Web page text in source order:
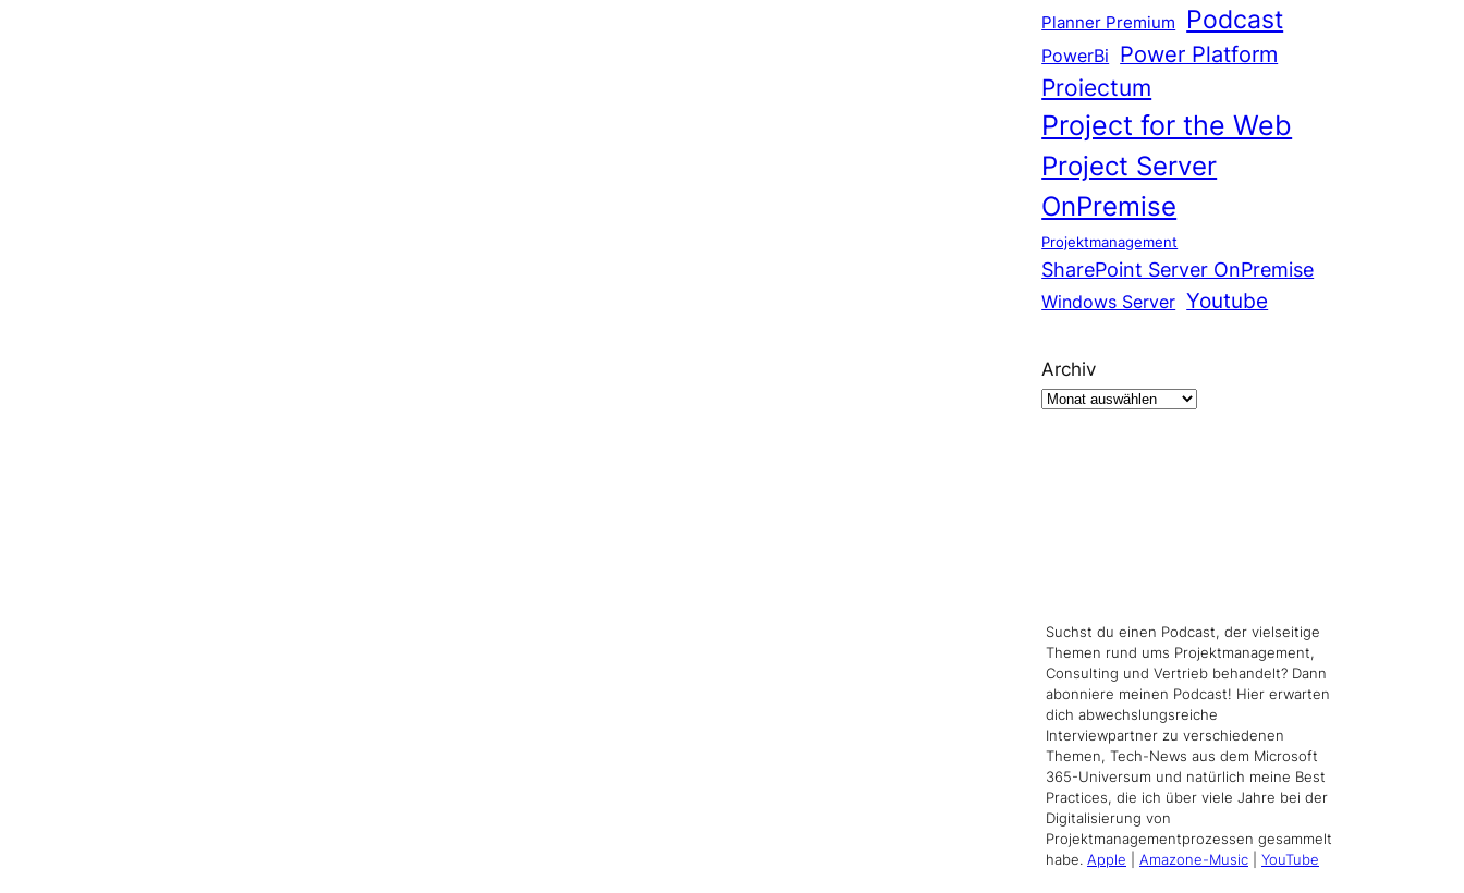
Planner Premium Podcast
PowerBi Power Platform
Proiectum
Project for the Web
Project Server
OnPremise
Projektmanagement
SharePoint Server OnPremise
Windows Server Youtube
Archiv
Suchst du einen Podcast, der vielseitige
Themen rund ums Projektmanagement,
Consulting und Vertrieb behandelt? Dann
abonniere meinen Podcast! Hier erwarten
dich abwechslungsreiche
Interviewpartner zu verschiedenen
Themen, Tech-News aus dem Microsoft
365-Universum und natürlich meine Best
Practices, die ich über viele Jahre bei der
Digitalisierung von
Projektmanagementprozessen gesammelt
habe. Apple Amazone-Music YouTube